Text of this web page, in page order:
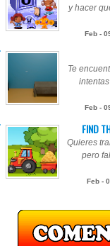
y hacer
Feb -
Te
Feb -
FIND
Quieres
pero
Feb -